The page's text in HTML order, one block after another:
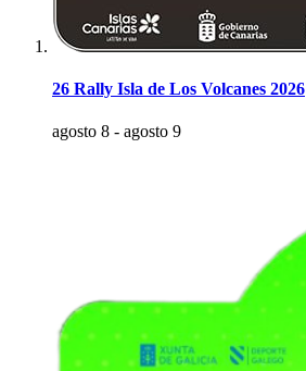
26 Rally Isla de Los Volcanes 2026
agosto 8 - agosto 9